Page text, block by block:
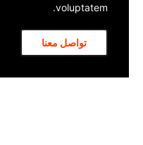
voluptatem.
تواصل معنا